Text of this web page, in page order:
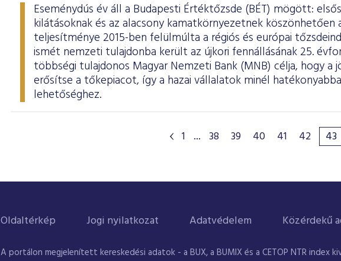
Eseménydús év áll a Budapesti Értéktőzsde (BÉT) mögött:
kilátásoknak és az alacsony kamatkörnyezetnek köszönhetően
teljesítménye 2015-ben felülmúlta a régiós és európai
ismét nemzeti tulajdonba került az újkori fennállásának 25.
többségi tulajdonos Magyar Nemzeti Bank (MNB) célja, hogy
erősítse a tőkepiacot, így a hazai vállalatok minél
lehetőséghez.
1 ... 38 39 40 41 42 43
Oldaltérkép Jogi nyilatkozat Adatvédelem Közérdekű
A portálon megjelenített kereskedési adatok - a BUX, a BUMIX és a CETOP NTR index